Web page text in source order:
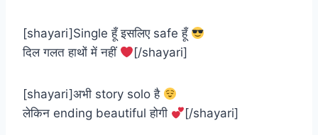
[shayari]Single हूँ इसलिए safe हूँ
दिल गलत हाथों में नहीं
[/shayari]
[shayari]अभी story solo है
लेकिन ending beautiful होगी
[/shayari]